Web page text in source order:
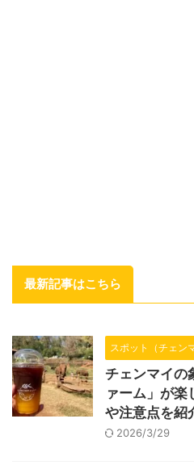
最新記事はこちら
スポット（チェン
チェンマイの
ァーム」が
や注意点を紹
2026/3/29